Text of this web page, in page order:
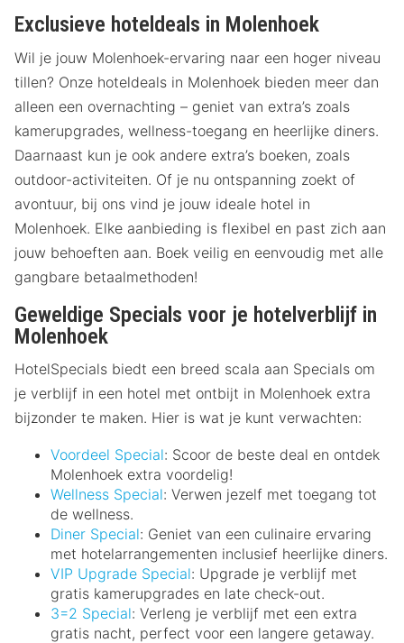
Exclusieve hoteldeals in Molenhoek
Wil je jouw Molenhoek-ervaring naar een hoger niveau
tillen? Onze hoteldeals in Molenhoek bieden meer dan
alleen een overnachting – geniet van extra’s zoals
kamerupgrades, wellness-toegang en heerlijke diners.
Daarnaast kun je ook andere extra’s boeken, zoals
outdoor-activiteiten. Of je nu ontspanning zoekt of
avontuur, bij ons vind je jouw ideale hotel in
Molenhoek. Elke aanbieding is flexibel en past zich aan
jouw behoeften aan. Boek veilig en eenvoudig met alle
gangbare betaalmethoden!
Geweldige Specials voor je hotelverblijf in
Molenhoek
HotelSpecials biedt een breed scala aan Specials om
je verblijf in een hotel met ontbijt in Molenhoek extra
bijzonder te maken. Hier is wat je kunt verwachten:
Voordeel Special: Scoor de beste deal en ontdek
Molenhoek extra voordelig!
Wellness Special: Verwen jezelf met toegang tot
de wellness.
Diner Special: Geniet van een culinaire ervaring
met hotelarrangementen inclusief heerlijke diners.
VIP Upgrade Special: Upgrade je verblijf met
gratis kamerupgrades en late check-out.
3=2 Special: Verleng je verblijf met een extra
gratis nacht, perfect voor een langere getaway.